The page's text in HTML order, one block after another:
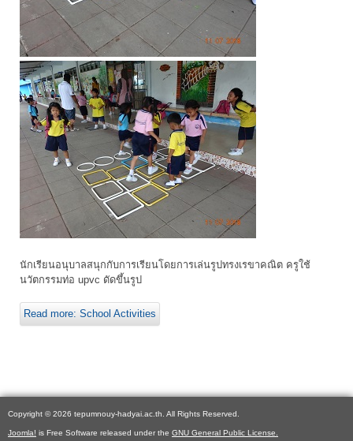
นักเรียนอนุบาลสนุกกับการเรียนโดยการเล่นรูปทรงเรขาคณิต ครูใช้
นวัตกรรมท่อ upvc ดัดขึ้นรูป
Read more: School Activities
Copyright © 2026 tepumnouy-hadyai.ac.th. All Rights Reserved.
Joomla! is Free Software released under the GNU General Public License.